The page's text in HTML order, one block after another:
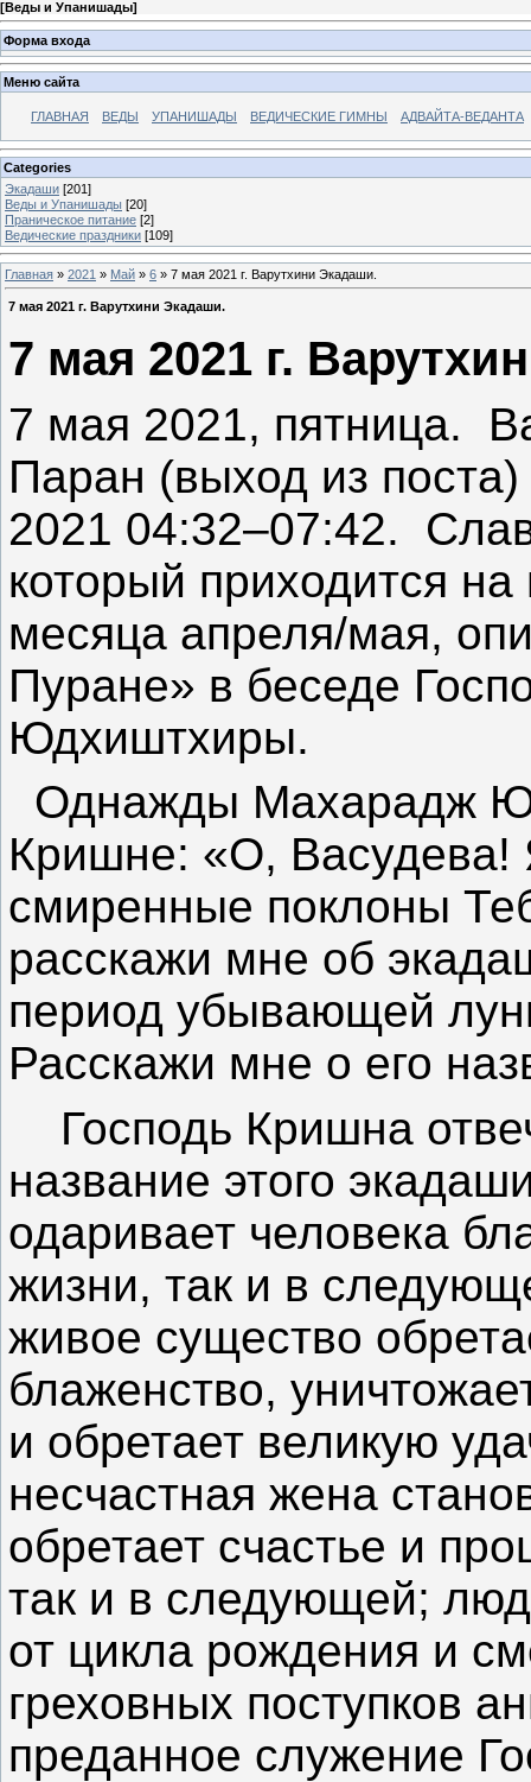
[Веды и Упанишады]
Форма входа
Меню сайта
ГЛАВНАЯ ВЕДЫ УПАНИШАДЫ ВЕДИЧЕСКИЕ ГИМНЫ АДВАЙТА-ВЕДАНТА
Categories
Экадаши [201]
Веды и Упанишады [20]
Праническое питание [2]
Ведические праздники [109]
Главная » 2021 » Май » 6 » 7 мая 2021 г. Варутхини Экадаши.
7 мая 2021 г. Варутхини Экадаши.
7 мая 2021 г.
7 мая 2021, пятница.
Паран (выход из
2021 04:32–07:42.
который приходится
месяца апреля/мая,
Пуране» в беседе
Юдхиштхиры.
Однажды Махарадж
Кришне: «О, Васудева!
смиренные поклоны
расскажи мне об
период убывающей
Расскажи мне о его
Господь Кришна
название этого
одаривает человека
жизни, так и в
живое существо
блаженство,
и обретает великую
несчастная жена
обретает счастье и
так и в следующей;
от цикла рождения и
греховных поступков
преданное служение